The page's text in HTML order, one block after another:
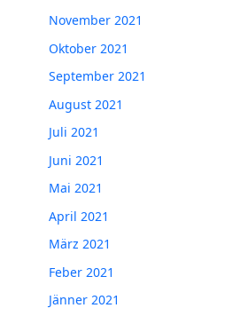
November 2021
Oktober 2021
September 2021
August 2021
Juli 2021
Juni 2021
Mai 2021
April 2021
März 2021
Feber 2021
Jänner 2021